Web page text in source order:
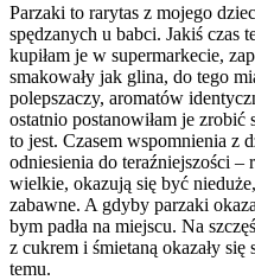
Parzaki to rarytas z mojego
spędzanych u babci. Jakiś czas
kupiłam je w supermarkecie,
smakowały jak glina, do tego
polepszaczy, aromatów
ostatnio postanowiłam je zrobić
to jest. Czasem wspomnienia z
odniesienia do teraźniejszości –
wielkie, okazują się być
zabawne. A gdyby parzaki
bym padła na miejscu. Na
z cukrem i śmietaną okazały
temu.